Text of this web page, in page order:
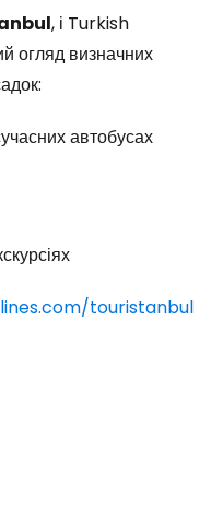
, і Turkish
огляд визначних
автобусах
touristanbul